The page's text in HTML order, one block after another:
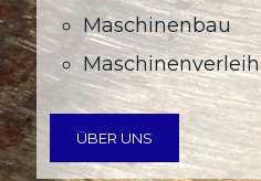
Maschinenbau
Maschinenverleih
ÜBER UNS